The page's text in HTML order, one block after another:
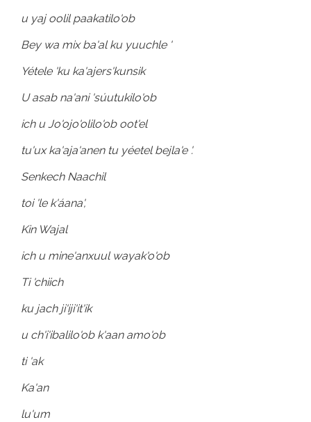
u yaj oolil paakatilo'ob
Bey wa mix ba'al ku yuuchle '
Yétele 'ku ka'ajers'kunsik
U asab na'ani 'súutukilo'ob
ich u Jo'ojo'olilo'ob oot'el
tu'ux ka'aja'anen tu yéetel bejla'e '.
Senkech Naachil
toi 'le k'áana',
Kin Wajal
ich u mine'anxuul wayak'o'ob
Ti 'chiich
ku jach ji'iji'it'ik
u ch'i'ibalilo'ob k'aan amo'ob
ti 'ak
Ka'an
lu'um